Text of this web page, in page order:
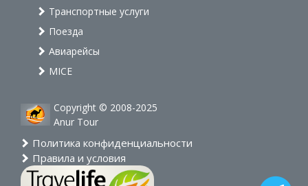
Транспортные услуги
Поезда
Авиарейсы
MICE
Copyright © 2008-2025
Anur Tour
Политика конфиденциальности
Правила и условия